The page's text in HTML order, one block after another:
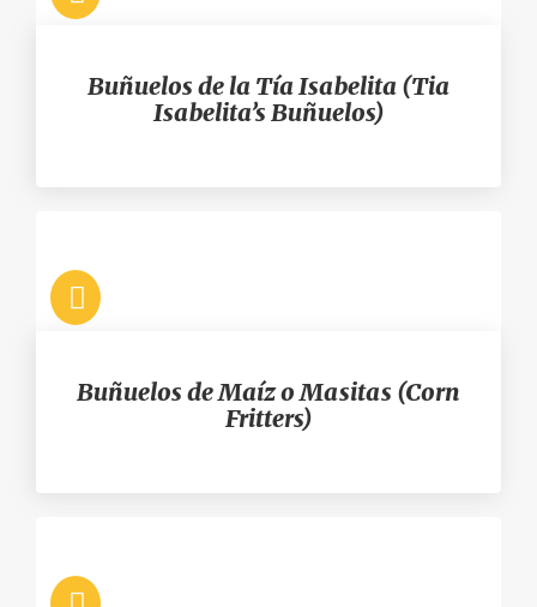
Buñuelos de la Tía Isabelita (Tia
Isabelita’s Buñuelos)
Buñuelos de Maíz o Masitas (Corn
Fritters)